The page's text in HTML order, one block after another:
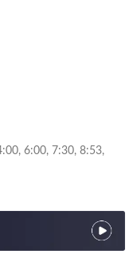
6:00, 7:30, 8:53,